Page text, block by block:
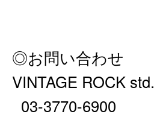
◎お問い合わせ
VINTAGE ROCK std.
03-3770-6900